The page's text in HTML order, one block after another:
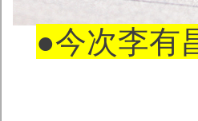
●今次李有